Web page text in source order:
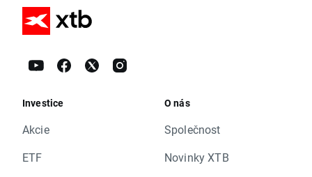
Investice
Akcie
ETF
O nás
Společnost
Novinky XTB